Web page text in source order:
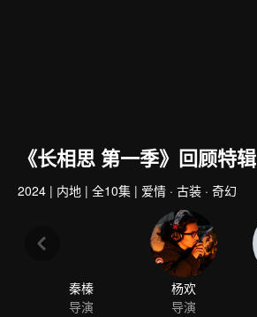
《长相思 第一季》回顾特辑
2024 | 内地 | 全10集 | 爱情 · 古装 · 奇幻
秦榛
导演
杨欢
导演